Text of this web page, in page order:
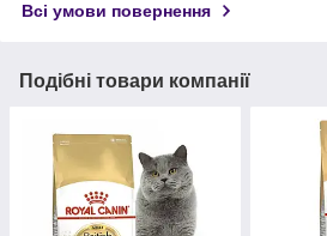
Всі умови повернення
Подібні товари компанії